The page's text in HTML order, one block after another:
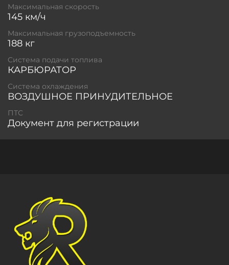
Максимальная скорость
145 км/ч
Максимальная грузоподъемность
188 кг
Система подачи топлива
КАРБЮРАТОР
Система охлаждения
ВОЗДУШНОЕ ПРИНУДИТЕЛЬНОЕ
ПТС
Документ для регистрации